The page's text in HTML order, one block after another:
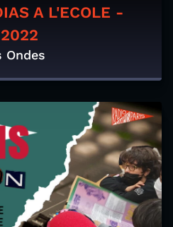
A L'ECOLE -
Ondes